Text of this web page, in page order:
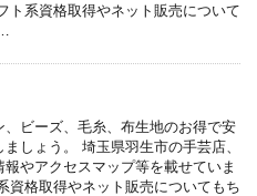
ト系資格取得やネット販売について
、ビーズ、毛糸、布生地のお得で安
しょう。 埼玉県羽生市の手芸店、
報やアクセスマップ等を載せていま
資格取得やネット販売についてもち